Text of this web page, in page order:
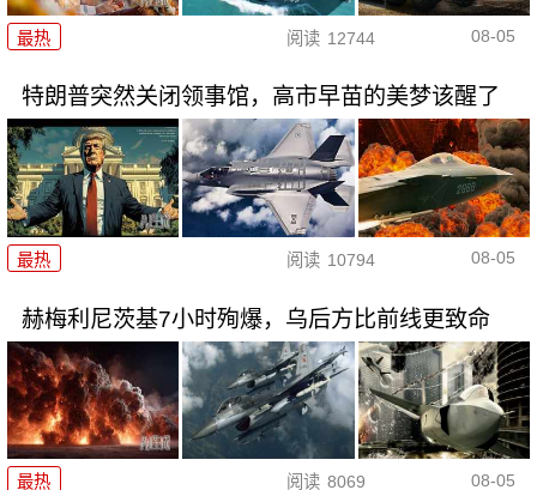
最热 阅读 12744 08-05
特朗普突然关闭领事馆，高市早苗的美梦该醒了
最热 阅读 10794 08-05
赫梅利尼茨基7小时殉爆，乌后方比前线更致命
最热 阅读 8069 08-05